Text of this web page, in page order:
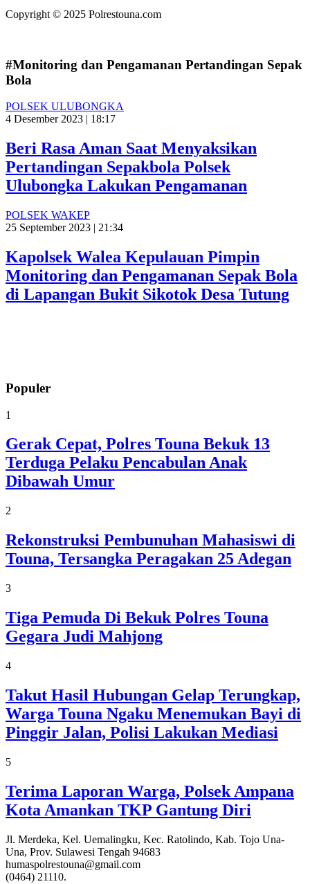
Copyright © 2025 Polrestouna.com
#Monitoring dan Pengamanan Pertandingan Sepak
Bola
POLSEK ULUBONGKA
4 Desember 2023 | 18:17
Beri Rasa Aman Saat Menyaksikan
Pertandingan Sepakbola Polsek
Ulubongka Lakukan Pengamanan
POLSEK WAKEP
25 September 2023 | 21:34
Kapolsek Walea Kepulauan Pimpin
Monitoring dan Pengamanan Sepak Bola
di Lapangan Bukit Sikotok Desa Tutung
Populer
1
Gerak Cepat, Polres Touna Bekuk 13
Terduga Pelaku Pencabulan Anak
Dibawah Umur
2
Rekonstruksi Pembunuhan Mahasiswi di
Touna, Tersangka Peragakan 25 Adegan
3
Tiga Pemuda Di Bekuk Polres Touna
Gegara Judi Mahjong
4
Takut Hasil Hubungan Gelap Terungkap,
Warga Touna Ngaku Menemukan Bayi di
Pinggir Jalan, Polisi Lakukan Mediasi
5
Terima Laporan Warga, Polsek Ampana
Kota Amankan TKP Gantung Diri
Jl. Merdeka, Kel. Uemalingku, Kec. Ratolindo, Kab. Tojo Una-
Una, Prov. Sulawesi Tengah 94683
humaspolrestouna@gmail.com
(0464) 21110.